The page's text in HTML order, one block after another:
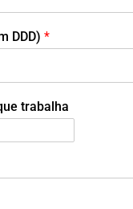
DDD) *
trabalha